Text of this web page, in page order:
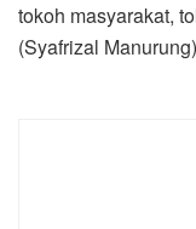
tokoh masyarakat,
(Syafrizal Manurung)